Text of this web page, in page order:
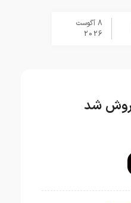
تلگرام پس از حذف یک ساعته به
8 آگوست
2026